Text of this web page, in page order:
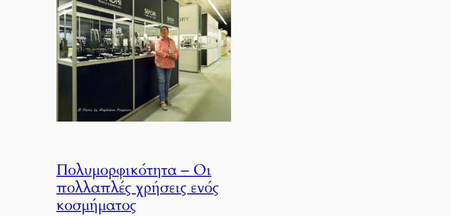
Πολυμορφικότητα – Οι
πολλαπλές χρήσεις ενός
κοσμήματος